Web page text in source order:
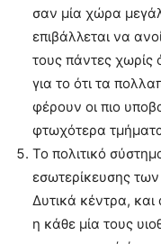
σαν μία χώρα
επιβάλλεται να
τους πάντες χωρίς
για το ότι τα
φέρουν οι πιο
φτωχότερα
Το πολιτικό
εσωτερίκευσης
Δυτικά κέντρα,
η κάθε μία τους